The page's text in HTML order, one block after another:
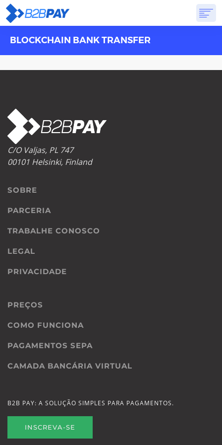
SOBRE SOLUÇÕESBANCO VIRTUAL PREÇOSRESPOSTAS
BLOCKCHAIN BANK TRANSFER
C/O Valjas, PL 747
00101 Helsinki, Finland
SOBRE
PARCERIA
TRABALHE CONOSCO
LEGAL
PRIVACIDADE
PREÇOS
COMO FUNCIONA
PAGAMENTOS SEPA
CAMADA BANCÁRIA VIRTUAL
B2B PAY: A SOLUÇÃO SIMPLES PARA PAGAMENTOS.
INSCREVA-SE